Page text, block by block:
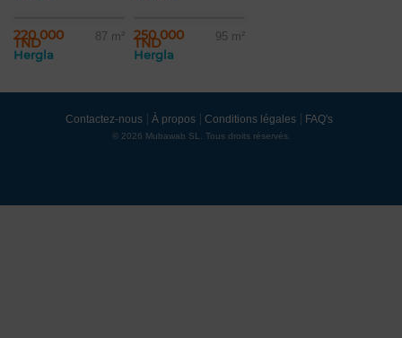
220 000
TND 87 m²
Hergla
250 000
TND 95 m²
Hergla
Contactez-nous À propos Conditions légales FAQ's
© 2026 Mubawab SL. Tous droits réservés.